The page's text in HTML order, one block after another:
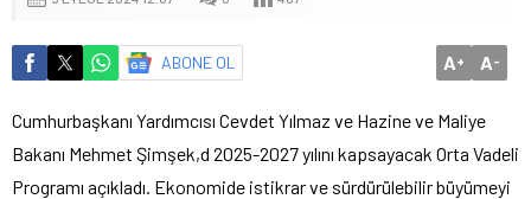
ABONE OL A+ A-
Cumhurbaşkanı Yardımcısı Cevdet Yılmaz ve Hazine ve Maliye
Bakanı Mehmet Şimşek,d 2025-2027 yılını kapsayacak Orta Vadeli
Programı açıkladı. Ekonomide istikrar ve sürdürülebilir büyümeyi